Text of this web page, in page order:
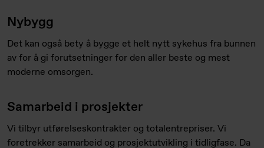
Nybygg
Det kan også bety å bygge et helt nytt sykehus fra bunnen
av for å gi forutsetninger for den aller beste og mest
moderne omsorgen.
Samarbeid i prosjekter
Vi tilbyr utførelseskontrakter og totalentrepriser. Vi
foretrekker samarbeid og prosjektutvikling i tidligfase. Da